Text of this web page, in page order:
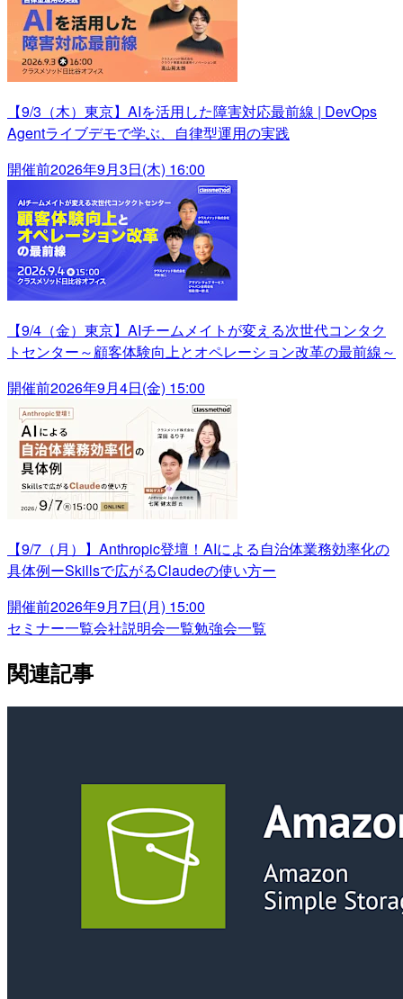
【9/3（木）東京】AIを活用した障害対応最前線 | DevOps
Agentライブデモで学ぶ、自律型運用の実践
開催前2026年9月3日(木) 16:00
【9/4（金）東京】AIチームメイトが変える次世代コンタク
トセンター～顧客体験向上とオペレーション改革の最前線～
開催前2026年9月4日(金) 15:00
【9/7（月）】Anthropic登壇！AIによる自治体業務効率化の
具体例ーSkillsで広がるClaudeの使い方ー
開催前2026年9月7日(月) 15:00
セミナー一覧会社説明会一覧勉強会一覧
関連記事